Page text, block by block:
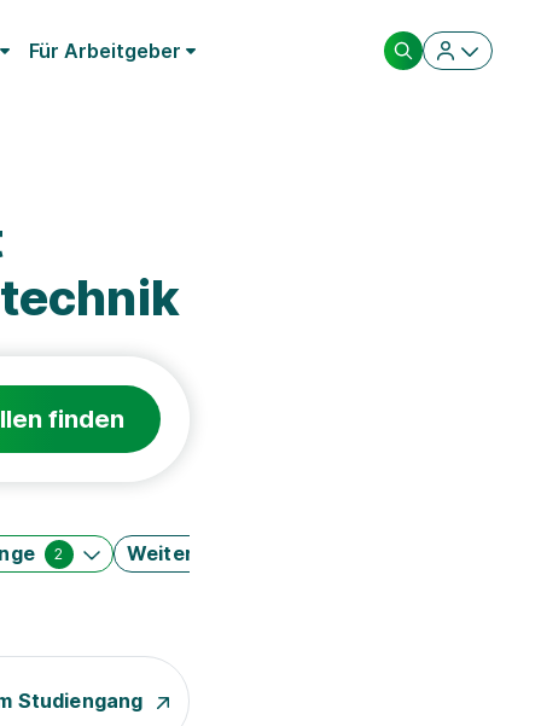
Für Arbeitgeber
finden
2 Weitere Filter
Studiengang